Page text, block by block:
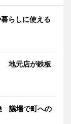
らしに使える
地元店が鉄板
議場で町への